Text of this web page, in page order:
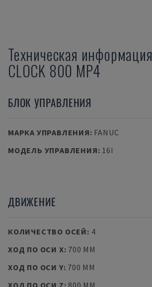
Техническая информация
CLOCK 800 MP4
БЛОК УПРАВЛЕНИЯ
МАРКА УПРАВЛЕНИЯ: FANUC
МОДЕЛЬ УПРАВЛЕНИЯ: 16I
ДВИЖЕНИЕ
КОЛИЧЕСТВО ОСЕЙ: 4
ХОД ПО ОСИ X: 700 MM
ХОД ПО ОСИ Y: 700 MM
ХОД ПО ОСИ Z: 800 MM